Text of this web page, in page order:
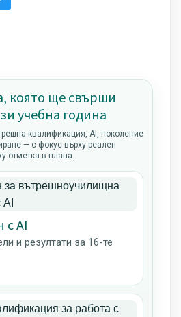
която ще свърши
учебна година
квалификация, AI, поколение
— с фокус върху реален
отметка в плана.
с AI
и резултати за 16-те